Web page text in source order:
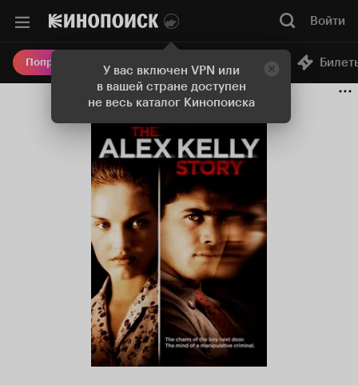
У вас включен VPN или
в вашей стране доступен
не весь каталог Кинопоиска
Войти
Попробовать Плюс Онлайн-кинотеатр